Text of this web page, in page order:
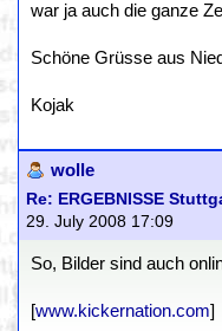
war ja auch die ganze
Schöne Grüsse aus
Kojak
wolle
Re: ERGEBNISSE
29. July 2008 17:09
So, Bilder sind auch
[www.kickernation.com]